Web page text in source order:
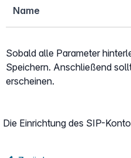
Name
Sobald alle Parameter
Speichern. Anschließend
erscheinen.
Die Einrichtung des SIP-